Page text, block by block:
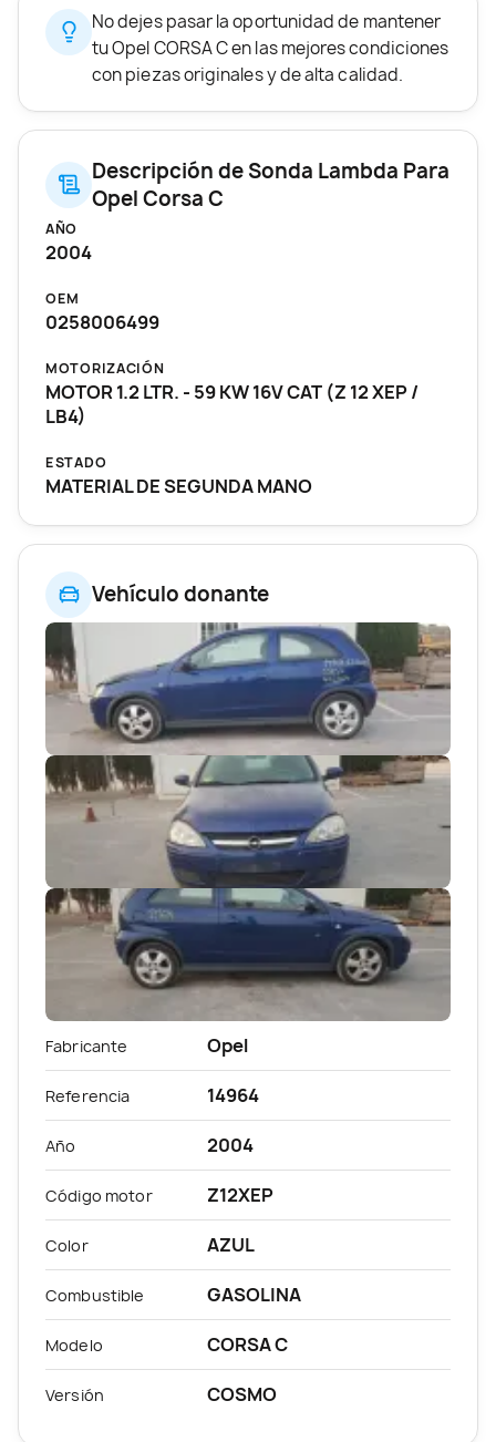
Vehículo donante
Fabricante Opel
Referencia 14964
Año 2004
Código motor Z12XEP
Color AZUL
Combustible GASOLINA
Modelo CORSA C
Versión COSMO
No dejes pasar la oportunidad de mantener
tu Opel CORSA C en las mejores condiciones
con piezas originales y de alta calidad.
Descripción de Sonda Lambda Para
Opel Corsa C
AÑO
2004
OEM
0258006499
MOTORIZACIÓN
MOTOR 1.2 LTR. - 59 KW 16V CAT (Z 12 XEP /
LB4)
ESTADO
MATERIAL DE SEGUNDA MANO